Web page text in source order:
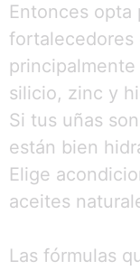
Entonces opta
fortalecedores
silicio, zinc y
Si tus uñas
están bien
Elige
aceites
Las fórmulas